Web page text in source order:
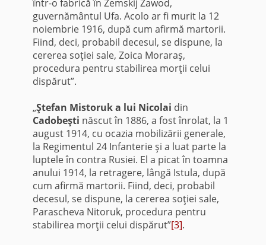
într-o fabrică în Zemskij Zawod,
guvernământul Ufa. Acolo ar fi murit la 12
noiembrie 1916, după cum afirmă martorii.
Fiind, deci, probabil decesul, se dispune, la
cererea soţiei sale, Zoica Moraraş,
procedura pentru stabilirea morţii celui
dispărut”.
„Ştefan Mistoruk a lui Nicolai din
Cadobeşti născut în 1886, a fost înrolat, la 1
august 1914, cu ocazia mobilizării generale,
la Regimentul 24 Infanterie şi a luat parte la
luptele în contra Rusiei. El a picat în toamna
anului 1914, la retragere, lângă Istula, după
cum afirmă martorii. Fiind, deci, probabil
decesul, se dispune, la cererea soţiei sale,
Parascheva Nitoruk, procedura pentru
stabilirea morţii celui dispărut”[3].